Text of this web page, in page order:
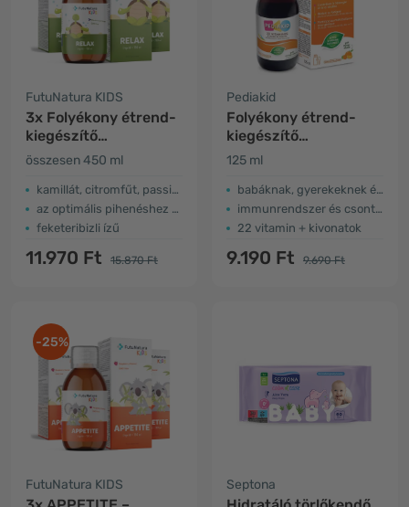
FutuNatura KIDS
3x Folyékony étrend-
kiegészítő
gyerekeknek az
összesen 450 ml
kamillát, citromfűt, passiógyümölcsöt tartalmaz
az optimális pihenéshez és alváshoz
feketeribizli ízű
11.970 Ft 15.870 Ft
Pediakid
Folyékony étrend-
kiegészítő
gyermekeknek –
125 ml
babáknak, gyerekeknek és felnőtteknek
immunrendszer és csontok
22 vitamin + kivonatok
9.190 Ft 9.690 Ft
-25%
FutuNatura KIDS Septona